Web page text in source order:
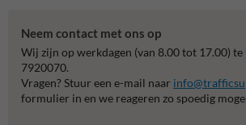
Neem contact met ons op
Wij zijn op werkdagen (van 8.00 tot 17.00)
7920070.
Vragen? Stuur een e-mail naar
formulier in en we reageren zo spoedig